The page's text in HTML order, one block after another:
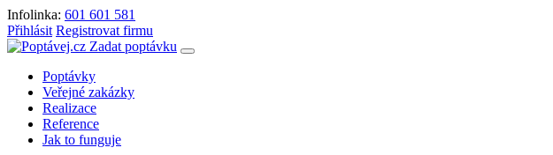
Infolinka: 601 601 581
Přihlásit Registrovat firmu
Zadat poptávku
Poptávky
Veřejné zakázky
Realizace
Reference
Jak to funguje